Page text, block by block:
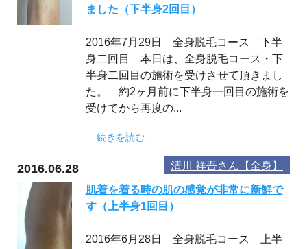
ました（下半身2回目）
2016年7月29日 全身脱毛コース 下半
身二回目 本日は、全身脱毛コース・下
半身二回目の施術を受けさせて頂きまし
た。 約2ヶ月前に下半身一回目の施術を
受けてから再度の...
続きを読む
2016.06.28 清川 祥吾さん【全身】
肌着を着る時の肌の感覚が非常に新鮮で
す（上半身1回目）
2016年6月28日 全身脱毛コース 上半